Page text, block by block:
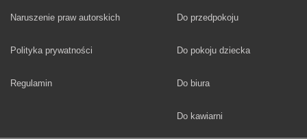
Naruszenie praw autorskich
Polityka prywatności
Regulamin
Fototapety
Do przedpokoju
Fototapety
Do pokoju dziecka
Fototapety
Do biura
Fototapety
Do kawiarni